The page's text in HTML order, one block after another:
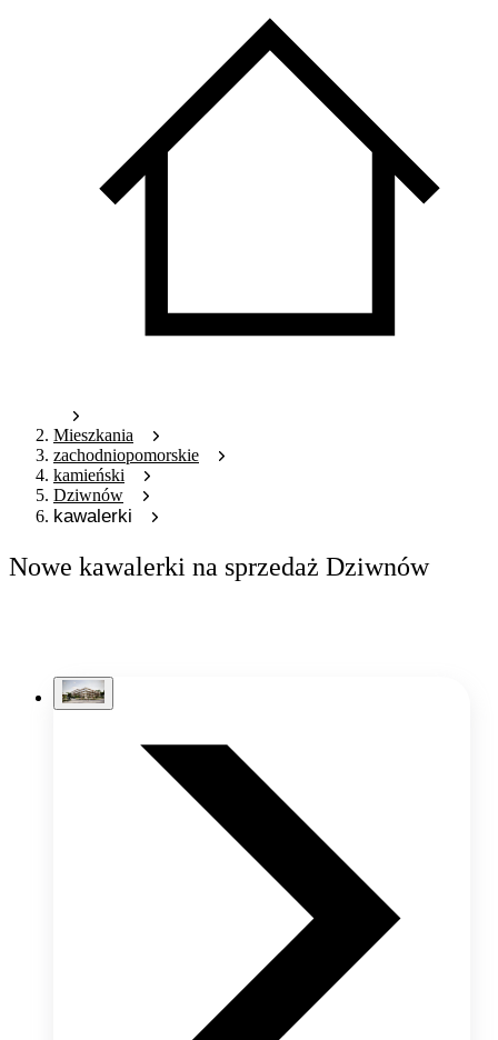
Mieszkania
zachodniopomorskie
kamieński
Dziwnów
kawalerki
Nowe kawalerki na sprzedaż Dziwnów